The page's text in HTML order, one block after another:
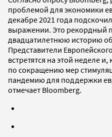
проблемой для экономики
декабре 2021 года
выражении. Это рекордный
двадцатилетнюю историю
Представители
встретятся на этой неделе
по сокращению мер
пандемию для поддержки
отмечает Bloomberg.